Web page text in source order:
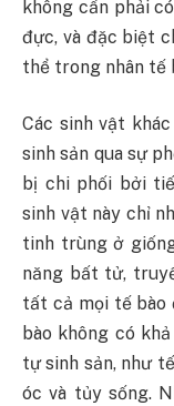
không cần phải
đực, và đặc biệt
thể trong nhân tế
Các sinh vật
sinh sản qua sự
bị chi phối bởi
sinh vật này chỉ
tinh trùng ở
năng bất tử,
tất cả mọi tế bào
bào không có
tự sinh sản, như
óc và tủy sống.